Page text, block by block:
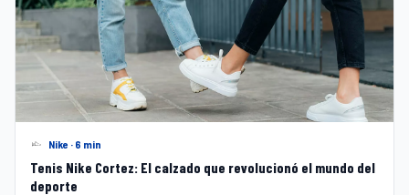
Nike · 6 min
Tenis Nike Cortez: El calzado que revolucionó el mundo del
deporte